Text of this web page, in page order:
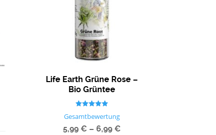
Life Earth Grüne Rose –
Bio Grüntee
5.00
von 5
Gesamtbewertung
5,99 € – 6,99 €